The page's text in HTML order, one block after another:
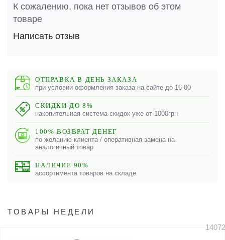
К сожалению, пока нет отзывов об этом
товаре
Написать отзыв
ОТПРАВКА В ДЕНЬ ЗАКАЗА
при условии оформления заказа на сайте до 16-00
СКИДКИ ДО 8%
накопительная система скидок уже от 1000грн
100% ВОЗВРАТ ДЕНЕГ
по желанию клиента / оперативная замена на
аналогичный товар
НАЛИЧИЕ 90%
ассортимента товаров на складе
ТОВАРЫ НЕДЕЛИ